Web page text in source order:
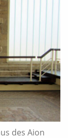
des Aion